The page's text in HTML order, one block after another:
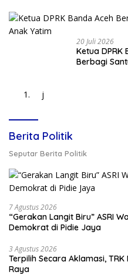
20 Juli 2026
Ketua DPRK
Berbagi
j
Berita Politik
Seputar Berita Politik
7 Agustus 2026
“Gerakan Langit Biru” ASRI
Demokrat di Pidie Jaya
3 Agustus 2026
Terpilih Secara Aklamasi,
Raya